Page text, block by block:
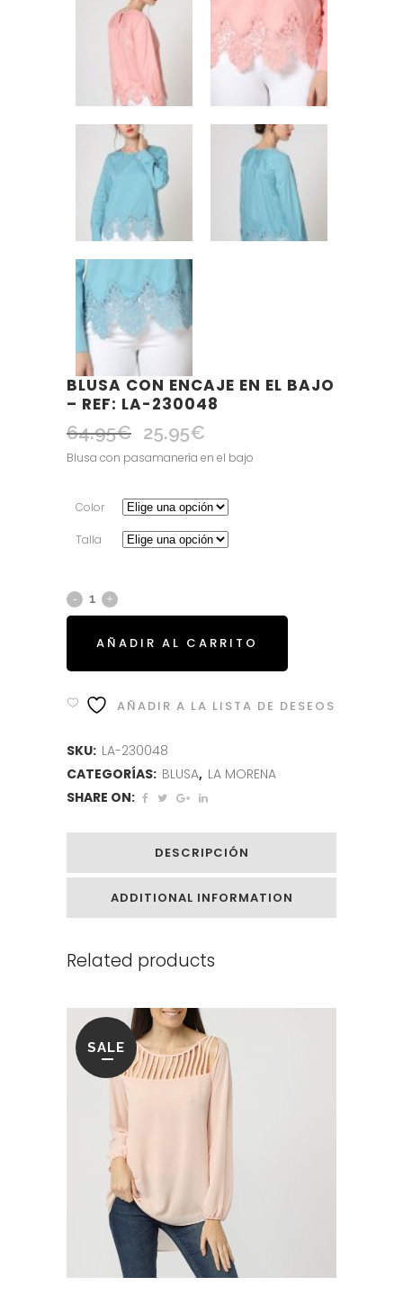
BLUSA CON ENCAJE EN EL BAJO
– REF: LA-230048
64.95€
El
precio
era:
25.95€
precio
es:
Blusa con pasamanería en el bajo
Color
Talla
AÑADIR AL CARRITO
AÑADIR A LA LISTA DE DESEOS
SKU: LA-230048
CATEGORÍAS: BLUSA, LA MORENA
SHARE ON:
DESCRIPCIÓN
ADDITIONAL INFORMATION
Related products
SALE